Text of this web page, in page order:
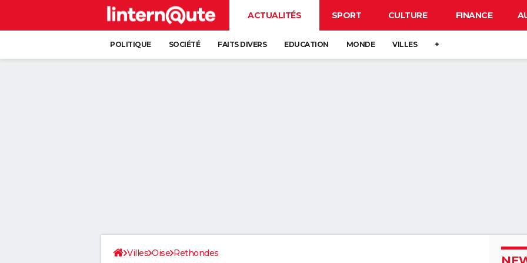
ACTUALITÉS SPORT CULTURE FINANCE
POLITIQUE SOCIÉTÉ FAITS DIVERS EDUCATION MONDE VILLES +
Villes Oise Rethondes